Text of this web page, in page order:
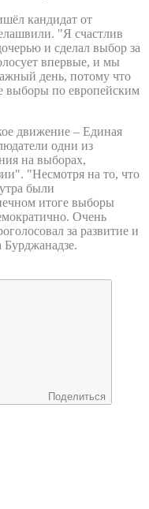
кандидат от
"Я счастлив
и сделал выбор за
впервые, и мы
день, потому что
выборы по европейским
движение – Единая
одни из
на выборах,
"Несмотря на то, что
были
итоге выборы
Очень
за развитие и
Поделиться